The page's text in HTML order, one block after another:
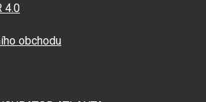
4.0
obchodu